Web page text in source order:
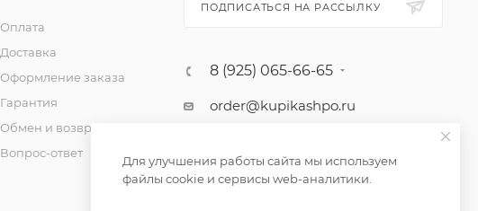
Оплата
Доставка
Оформление заказа
Гарантия
Обмен и возврат
Вопрос-ответ
ПОДПИСАТЬСЯ НА РАССЫЛКУ
8 (925) 065-66-65
order@kupikashpo.ru
Для улучшения работы сайта мы используем
файлы cookie и сервисы web-аналитики.